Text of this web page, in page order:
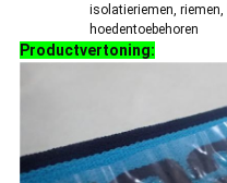
isolatieriemen,
hoedentoebehoren
Productvertoning: